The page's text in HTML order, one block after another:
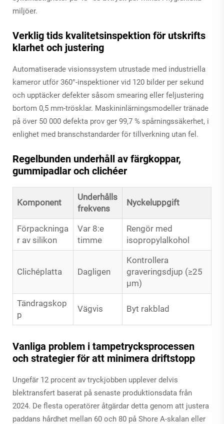
miljöer.
Verklig tids kvalitetsinspektion för utskrifts
klarhet och justering
Automatiserade visionssystem utrustade med industriella
kameror utför 360°-inspektioner vid 120 bilder per sekund
och upptäcker defekter såsom smearing eller feljustering
bortom 0,5 mm-trösklar. Maskininlärningsmodeller tränade
på över 50 000 defekta prov ger 99,7 % spårningssäkerhet, i
enlighet med branschstandarder för tillverkning utan fel.
Regelbunden underhåll av färgkoppar,
gummipadlar och clichéer
Komponent
Underhålls
frekvens
Nyckeluppgift
Förpackninga
r av silikon
Var 8:e
timme
Rengör med
isopropylalkohol
Clichéplatta Dagligen
Kontrollera
graveringsdjup (≥25
µm)
Tändragskop
p
Vägvis Byt rakblad
Vanliga problem i tampetrycksprocessen
och strategier för att minimera driftstopp
Ungefär 12 procent av tryckjobben upplever delvis
blektransfert baserat på senaste produktionsdata från
2024. De flesta operatörer åtgärdar detta genom att justera
paddans hårdhet mellan 60 och 80 på Shore A-skalan eller